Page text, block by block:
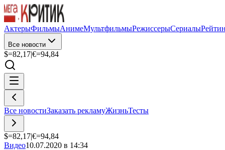
АктерыФильмыАнимеМультфильмыРежиссерыСериалы
Все новости
$=82,17|€=94,84
Все новостиЗаказать рекламуЖизньТесты
$=82,17|€=94,84
Видео10.07.2020 в 14:34